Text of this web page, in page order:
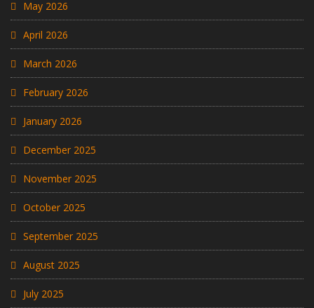
May 2026
April 2026
March 2026
February 2026
January 2026
December 2025
November 2025
October 2025
September 2025
August 2025
July 2025